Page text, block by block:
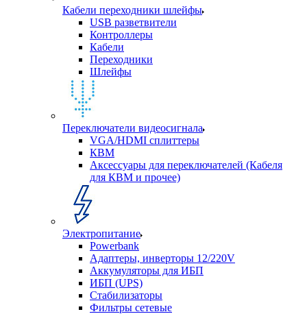
Кабели переходники шлейфы
USB разветвители
Контроллеры
Кабели
Переходники
Шлейфы
Переключатели видеосигнала
VGA/HDMI сплиттеры
КВМ
Аксессуары для переключателей (Кабеля
для КВМ и прочее)
Электропитание
Powerbank
Адаптеры, инверторы 12/220V
Аккумуляторы для ИБП
ИБП (UPS)
Стабилизаторы
Фильтры сетевые